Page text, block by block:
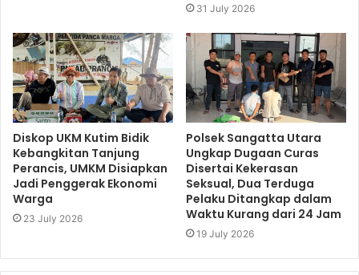
31 July 2026
Diskop UKM Kutim Bidik
Kebangkitan Tanjung
Perancis, UMKM Disiapkan
Jadi Penggerak Ekonomi
Warga
23 July 2026
Polsek Sangatta Utara
Ungkap Dugaan Curas
Disertai Kekerasan
Seksual, Dua Terduga
Pelaku Ditangkap dalam
Waktu Kurang dari 24 Jam
19 July 2026